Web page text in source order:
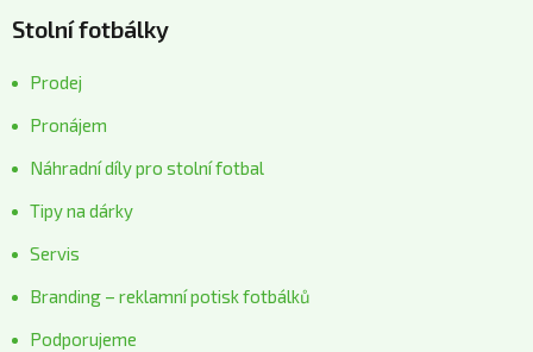
Stolní fotbálky
Prodej
Pronájem
Náhradní díly pro stolní fotbal
Tipy na dárky
Servis
Branding – reklamní potisk fotbálků
Podporujeme